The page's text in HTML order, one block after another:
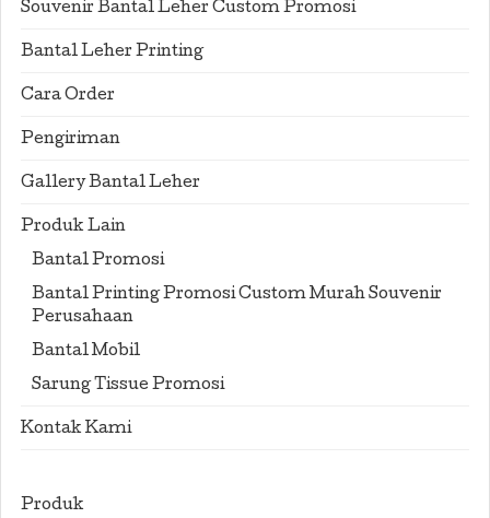
Souvenir Bantal Leher Custom Promosi
Bantal Leher Printing
Cara Order
Pengiriman
Gallery Bantal Leher
Produk Lain
Bantal Promosi
Bantal Printing Promosi Custom Murah Souvenir
Perusahaan
Bantal Mobil
Sarung Tissue Promosi
Kontak Kami
Produk